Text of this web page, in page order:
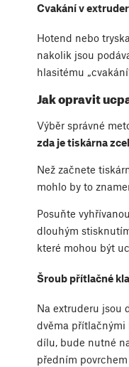
Cvakání v
Hotend nebo
nakolik jsou
hlasitému
Jak opravit
Výběr správné
zda je tiskárna
Než začnete
mohlo by to
Posuňte
dlouhým
které mohou být
Šroub přítlačné
Na extruderu jsou
dvěma přítlačnými
dílu, bude nutné
předním